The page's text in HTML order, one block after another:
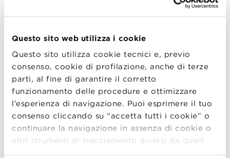
Questo sito web utilizza i cookie
Questo sito utilizza cookie tecnici e, previo
consenso, cookie di profilazione, anche di terze
parti, al fine di garantire il corretto
funzionamento delle procedure e ottimizzare
l’esperienza di navigazione. Puoi esprimere il tuo
consenso cliccando su “accetta tutti i cookie” o
continuare la navigazione in assenza di cookie o
altri strumenti di tracciamento diversi da quelli
tecnici semplicemente chiudendo il presente
delle mie possibilità: puntavo infatti sin da subito e
con molta convinzione ad una realtà vicina ai miei
sempre sostenuto ed incoraggiato in questa ricerca,
offrendomi un supporto di alto livello.
Quali sono a tuo avviso i punti forti del Master?
Senza dubbio la perfetta compenetrazione tra lo
studio delle strategie e la loro applicazione operativa,
attraverso project work e lavori in team.
Preziosissimo l’apporto degli incontri che si svolgono
regolarmente con manager e aziende, nonché